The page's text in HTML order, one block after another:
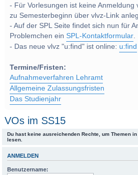
- Für Vorlesungen ist keine Anmeldung
zu Semesterbeginn über vlvz-Link
- Auf der SPL Seite findet sich nun für
Problemchen einSPL-Kontaktformular.
- Das neue vlvz "u:find" ist online: u:find
Termine/Fristen:
Aufnahmeverfahren Lehramt
Allgemeine Zulassungsfristen
Das Studienjahr
VOs im SS15
Du hast keine ausreichenden Rechte, um Themen
lesen.
ANMELDEN
Benutzername: